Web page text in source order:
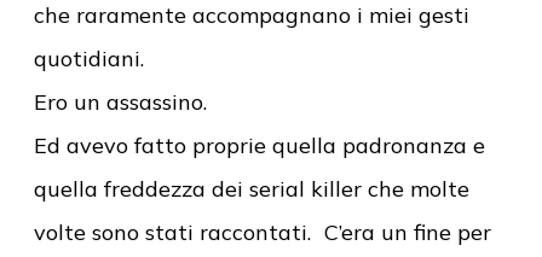
che raramente accompagnano i miei gesti
quotidiani.
Ero un assassino.
Ed avevo fatto proprie quella padronanza e
quella freddezza dei serial killer che molte
volte sono stati raccontati. C’era un fine per